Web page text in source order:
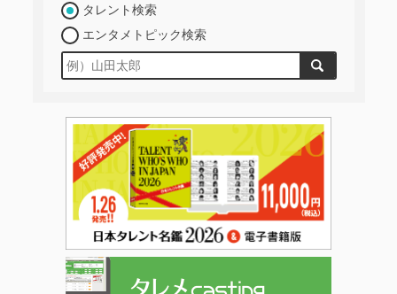
タレント検索
エンタメトピック検索